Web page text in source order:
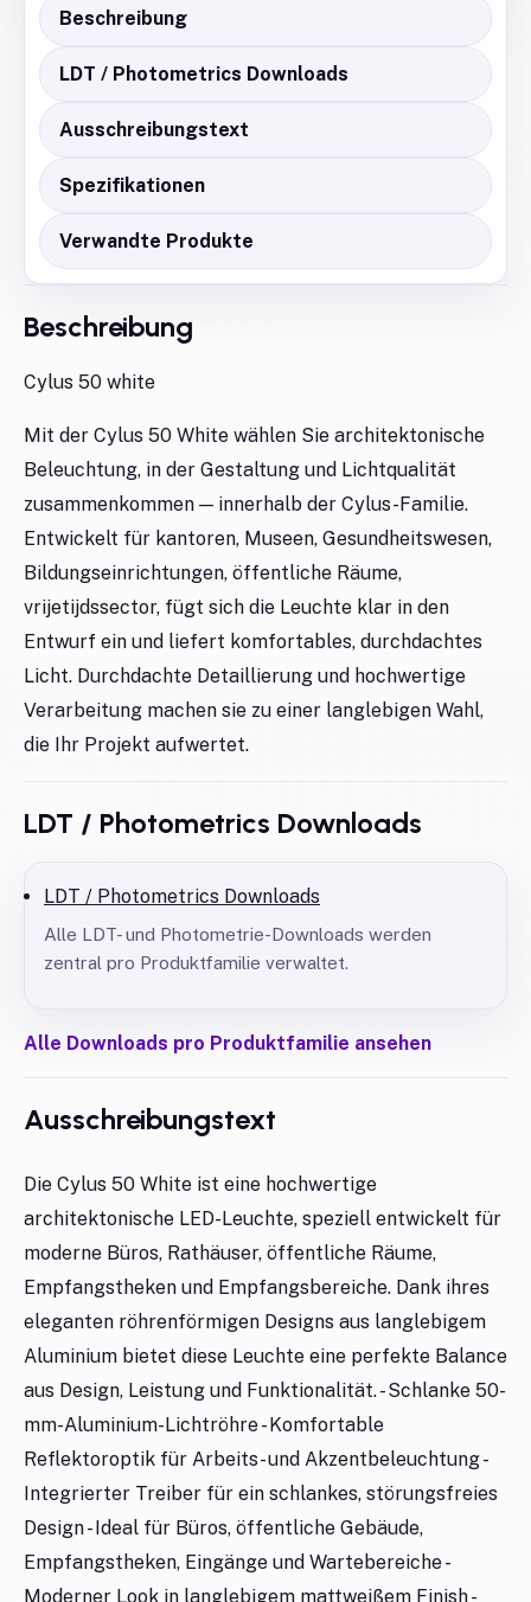
Beschreibung
LDT / Photometrics Downloads
Ausschreibungstext
Spezifikationen
Verwandte Produkte
Beschreibung
Cylus 50 white
Mit der Cylus 50 White wählen Sie architektonische
Beleuchtung, in der Gestaltung und Lichtqualität
zusammenkommen — innerhalb der Cylus-Familie.
Entwickelt für kantoren, Museen, Gesundheitswesen,
Bildungseinrichtungen, öffentliche Räume,
vrijetijdssector, fügt sich die Leuchte klar in den
Entwurf ein und liefert komfortables, durchdachtes
Licht. Durchdachte Detaillierung und hochwertige
Verarbeitung machen sie zu einer langlebigen Wahl,
die Ihr Projekt aufwertet.
LDT / Photometrics Downloads
LDT / Photometrics Downloads
Alle LDT- und Photometrie-Downloads werden
zentral pro Produktfamilie verwaltet.
Alle Downloads pro Produktfamilie ansehen
Ausschreibungstext
Die Cylus 50 White ist eine hochwertige
architektonische LED-Leuchte, speziell entwickelt für
moderne Büros, Rathäuser, öffentliche Räume,
Empfangstheken und Empfangsbereiche. Dank ihres
eleganten röhrenförmigen Designs aus langlebigem
Aluminium bietet diese Leuchte eine perfekte Balance
aus Design, Leistung und Funktionalität. - Schlanke 50-
mm-Aluminium-Lichtröhre - Komfortable
Reflektoroptik für Arbeits- und Akzentbeleuchtung -
Integrierter Treiber für ein schlankes, störungsfreies
Design - Ideal für Büros, öffentliche Gebäude,
Empfangstheken, Eingänge und Wartebereiche -
Moderner Look in langlebigem mattweißem Finish -